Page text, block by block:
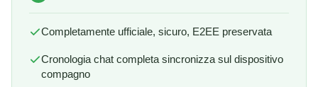
Completamente ufficiale, sicuro, E2EE preservata
Cronologia chat completa sincronizza sul dispositivo
compagno